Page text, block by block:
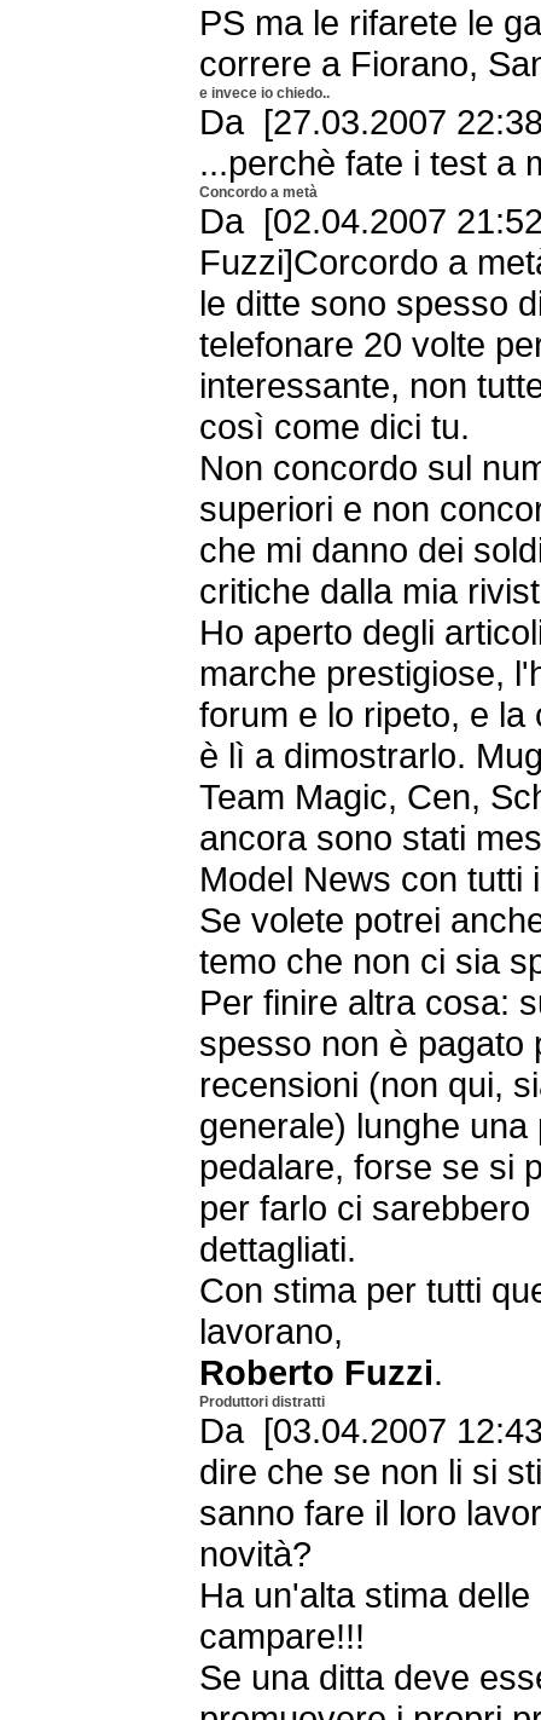
PS ma le rifarete le
correre a Fiorano,
e invece io chiedo..
Da [27.03.2007
...perchè fate i test a
Concordo a metà
Da [02.04.2007
Fuzzi]Corcordo a
le ditte sono spesso
telefonare 20 volte
interessante, non
così come dici tu.
Non concordo sul
superiori e non
che mi danno dei
critiche dalla mia
Ho aperto degli
marche prestigiose,
forum e lo ripeto, e
è lì a dimostrarlo.
Team Magic, Cen,
ancora sono stati
Model News con
Se volete potrei
temo che non ci sia
Per finire altra cosa:
spesso non è pagato
recensioni (non qui,
generale) lunghe
pedalare, forse se si
per farlo ci
dettagliati.
Con stima per tutti
lavorano,
Roberto Fuzzi.
Produttori distratti
Da [03.04.2007
dire che se non li si
sanno fare il loro
novità?
Ha un'alta stima
campare!!!
Se una ditta deve